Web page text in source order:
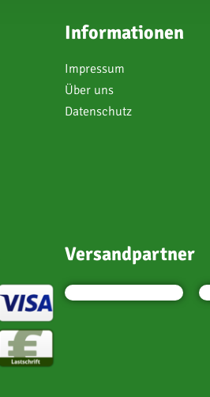
Informationen
Impressum
Über uns
Datenschutz
Versandpartner